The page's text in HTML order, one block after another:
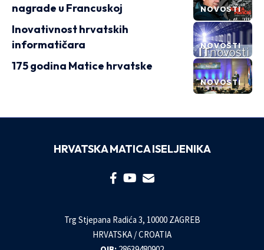
NOVOSTI
nagrade u Francuskoj
NOVOSTI
Inovativnost hrvatskih
informatičara
NOVOSTI
175 godina Matice hrvatske
HRVATSKA MATICA ISELJENIKA
Trg Stjepana Radića 3, 10000 ZAGREB
HRVATSKA / CROATIA